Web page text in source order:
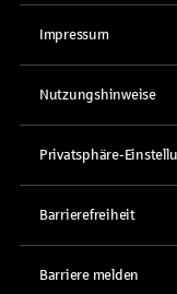
Impressum
Nutzungshinweise
Privatsphäre-
Barrierefreiheit
Barriere melden